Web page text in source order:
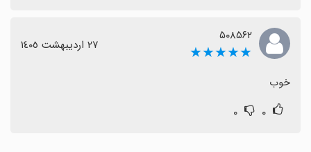
۵۰۸۵۶۲
★★★★★ ٢٧ اردیبهشت ١٤٠٥
خوب
۰ ۰